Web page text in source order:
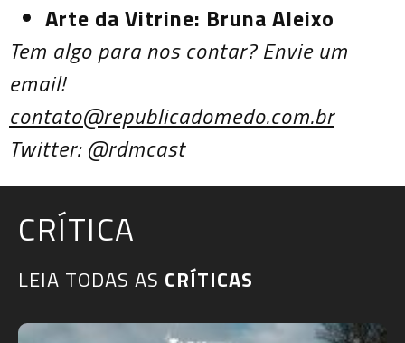
Arte da Vitrine: Bruna Aleixo
Tem algo para nos contar? Envie um
email!
contato@republicadomedo.com.br
Twitter: @rdmcast
CRÍTICA
LEIA TODAS AS CRÍTICAS​